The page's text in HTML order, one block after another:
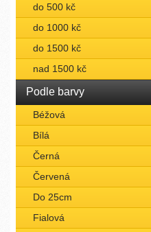
do 500 kč
do 1000 kč
do 1500 kč
nad 1500 kč
Podle barvy
Béžová
Bílá
Černá
Červená
Do 25cm
Fialová